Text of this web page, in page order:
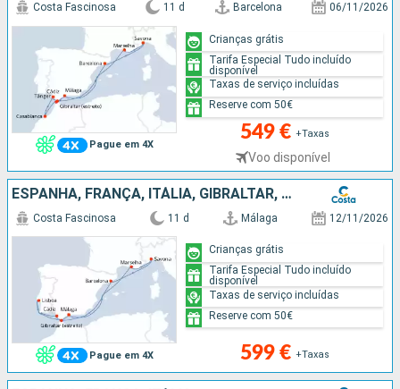
Pague em 4X
Costa Fascinosa 11 d Barcelona 06/11/2026
549 € +Taxas
Voo disponível
Crianças grátis
Tarifa Especial Tudo incluído
disponível
Taxas de serviço incluídas
Reserve com 50€
ESPANHA, FRANÇA, ITÁLIA, GIBRALTAR, PORTUGAL
Pague em 4X
Costa Fascinosa 11 d Málaga 12/11/2026
599 € +Taxas
Crianças grátis
Tarifa Especial Tudo incluído
disponível
Taxas de serviço incluídas
Reserve com 50€